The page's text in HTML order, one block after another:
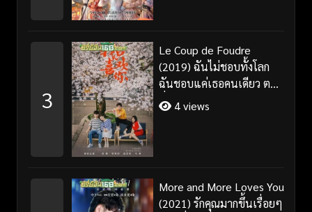
3
Le Coup de Foudre
(2019) ฉันไม่ชอบทั้งโลก
ฉันชอบแค่เธอคนเดียว ตอน
ที่ 1-35 จบ ซับไทย
4 views
More and More Loves You
(2021) รักคุณมากขึ้นเรื่อยๆ